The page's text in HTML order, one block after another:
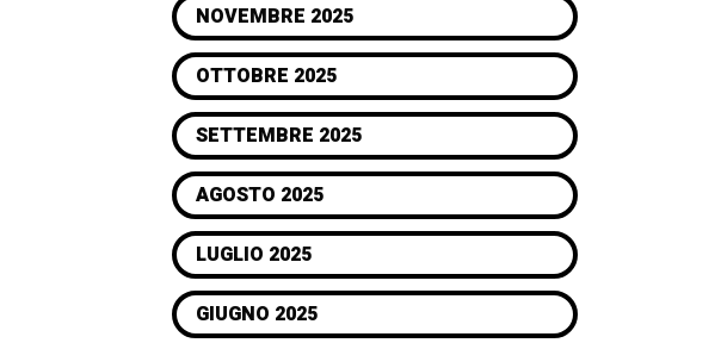
NOVEMBRE 2025
OTTOBRE 2025
SETTEMBRE 2025
AGOSTO 2025
LUGLIO 2025
GIUGNO 2025